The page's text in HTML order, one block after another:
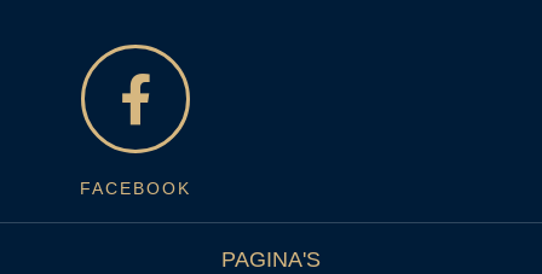
FACEBOOK
PAGINA'S